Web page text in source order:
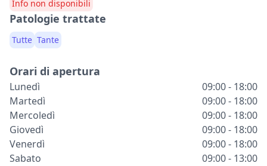
Info non disponibili
Patologie trattate
Tutte Tante
Orari di apertura
Lunedì
09:00 - 18:00
Martedì
09:00 - 18:00
Mercoledì
09:00 - 18:00
Giovedì
09:00 - 18:00
Venerdì
09:00 - 18:00
Sabato
09:00 - 13:00